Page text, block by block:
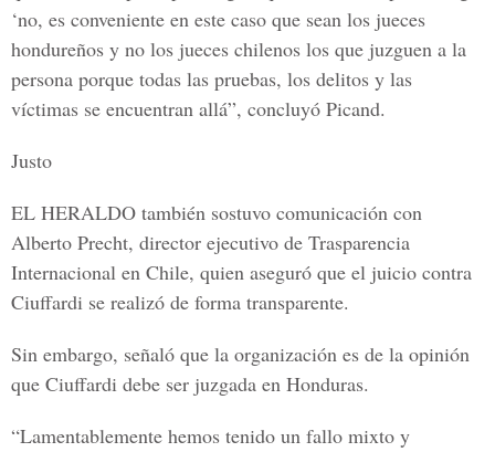
‘no, es conveniente en este caso que sean los jueces
hondureños y no los jueces chilenos los que juzguen a la
persona porque todas las pruebas, los delitos y las
víctimas se encuentran allá”, concluyó Picand.
Justo
EL HERALDO también sostuvo comunicación con
Alberto Precht, director ejecutivo de Trasparencia
Internacional en Chile, quien aseguró que el juicio contra
Ciuffardi se realizó de forma transparente.
Sin embargo, señaló que la organización es de la opinión
que Ciuffardi debe ser juzgada en Honduras.
“Lamentablemente hemos tenido un fallo mixto y